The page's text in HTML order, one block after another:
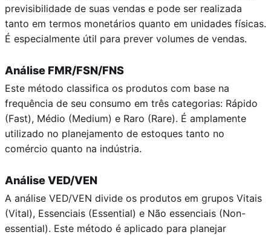
previsibilidade de suas vendas e pode ser realizada
tanto em termos monetários quanto em unidades físicas.
É especialmente útil para prever volumes de vendas.
Análise FMR/FSN/FNS
Este método classifica os produtos com base na
frequência de seu consumo em três categorias: Rápido
(Fast), Médio (Medium) e Raro (Rare). É amplamente
utilizado no planejamento de estoques tanto no
comércio quanto na indústria.
Análise VED/VEN
A análise VED/VEN divide os produtos em grupos Vitais
(Vital), Essenciais (Essential) e Não essenciais (Non-
essential). Este método é aplicado para planejar